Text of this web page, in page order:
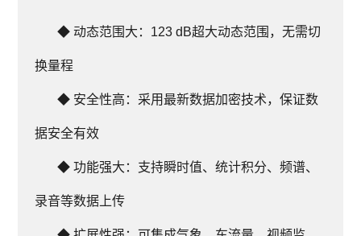
◆ 动态范围大：123 dB超大动态范围，无需切
换量程
◆ 安全性高：采用最新数据加密技术，保证数
据安全有效
◆ 功能强大：支持瞬时值、统计积分、频谱、
录音等数据上传